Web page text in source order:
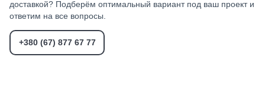
доставкой? Подберём оптимальный вариант под ваш проект и
ответим на все вопросы.
+380 (67) 877 67 77